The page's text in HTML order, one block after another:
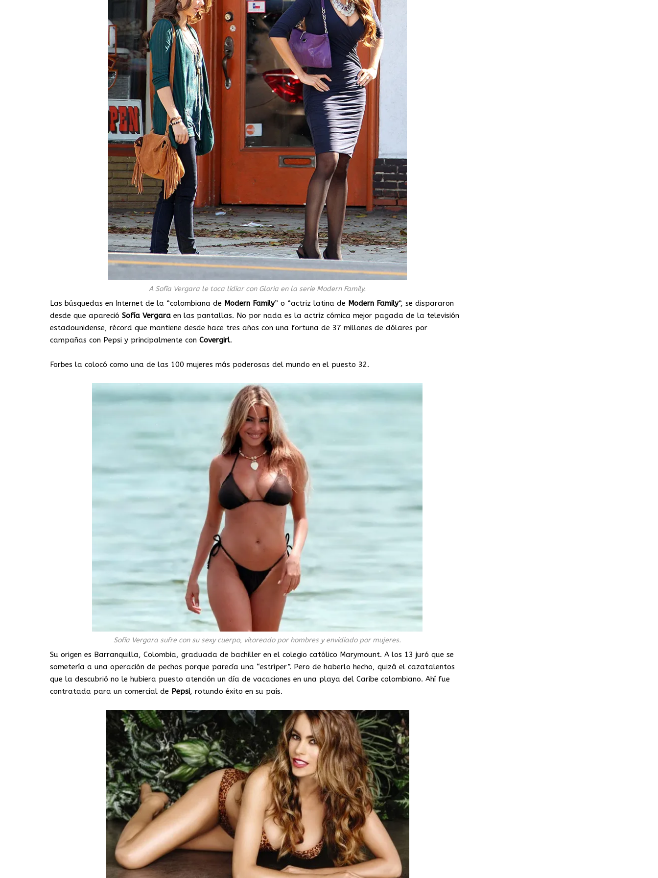
A Sofía Vergara le toca lidiar con Gloria en la serie Modern Family.
Las búsquedas en Internet de la “colombiana de Modern Family” o “actriz latina de Modern Family“, se dispararon
desde que apareció Sofía Vergara en las pantallas. No por nada es la actriz cómica mejor pagada de la televisión
estadounidense, récord que mantiene desde hace tres años con una fortuna de 37 millones de dólares por
campañas con Pepsi y principalmente con Covergirl.
Forbes la colocó como una de las 100 mujeres más poderosas del mundo en el puesto 32.
Sofía Vergara sufre con su sexy cuerpo, vitoreado por hombres y envidiado por mujeres.
Su origen es Barranquilla, Colombia, graduada de bachiller en el colegio católico Marymount. A los 13 juró que se
sometería a una operación de pechos porque parecía una “estríper”. Pero de haberlo hecho, quizá el cazatalentos
que la descubrió no le hubiera puesto atención un día de vacaciones en una playa del Caribe colombiano. Ahí fue
contratada para un comercial de Pepsi, rotundo éxito en su país.